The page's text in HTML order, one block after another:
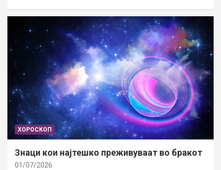
ХОРОСКОП
Знаци кои најтешко преживуваат во бракот
01/07/2026